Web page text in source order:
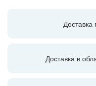
Доставка в